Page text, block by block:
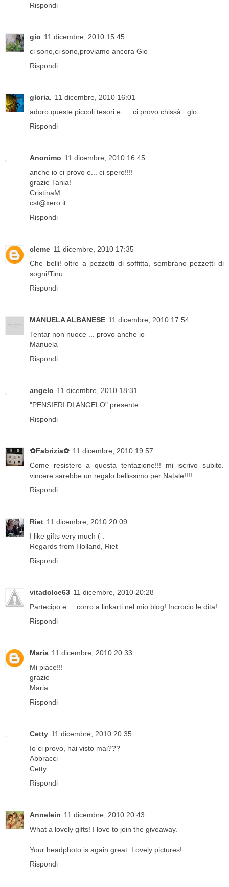
Rispondi
gio 11 dicembre, 2010 15:45
ci sono,ci sono,proviamo ancora Gio
Rispondi
gloria. 11 dicembre, 2010 16:01
adoro queste piccoli tesori e..... ci provo chissà...glo
Rispondi
Anonimo 11 dicembre, 2010 16:45
anche io ci provo e... ci spero!!!!
grazie Tania!
CristinaM
cst@xero.it
Rispondi
cleme 11 dicembre, 2010 17:35
Che belli! oltre a pezzetti di soffitta, sembrano pezzetti di
sogni!Tinu
Rispondi
MANUELA ALBANESE 11 dicembre, 2010 17:54
Tentar non nuoce ... provo anche io
Manuela
Rispondi
angelo 11 dicembre, 2010 18:31
"PENSIERI DI ANGELO" presente
Rispondi
✿Fabrizia✿ 11 dicembre, 2010 19:57
Come resistere a questa tentazione!!! mi iscrivo subito.
vincere sarebbe un regalo bellissimo per Natale!!!!
Rispondi
Riet 11 dicembre, 2010 20:09
I like gifts very much (-:
Regards from Holland, Riet
Rispondi
vitadolce63 11 dicembre, 2010 20:28
Partecipo e.....corro a linkarti nel mio blog! Incrocio le dita!
Rispondi
Maria 11 dicembre, 2010 20:33
Mi piace!!!
grazie
Maria
Rispondi
Cetty 11 dicembre, 2010 20:35
Io ci provo, hai visto mai???
Abbracci
Cetty
Rispondi
Annelein 11 dicembre, 2010 20:43
What a lovely gifts! I love to join the giveaway.
Your headphoto is again great. Lovely pictures!
Rispondi